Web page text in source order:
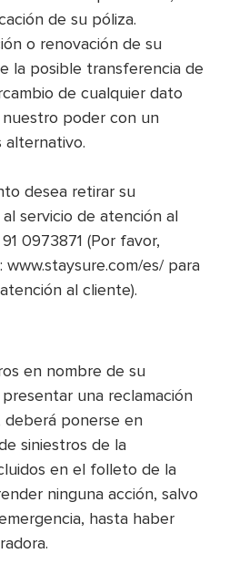
de su póliza.
o renovación de su
la posible transferencia de
de cualquier dato
poder con un
alternativo.
desea retirar su
servicio de atención al
0973871 (Por favor,
es/ para
al cliente).
en nombre de su
una reclamación
ponerse en
siniestros de la
en el folleto de la
ninguna acción, salvo
hasta haber